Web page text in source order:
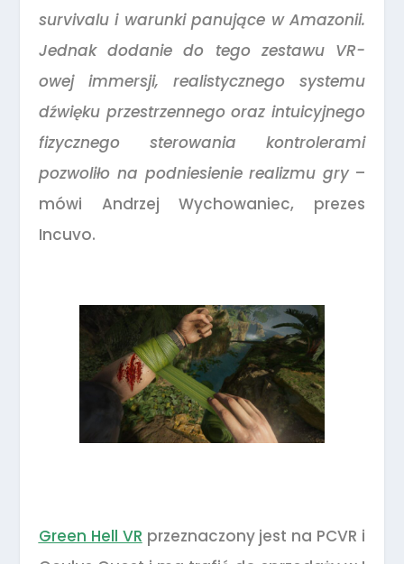
survivalu i warunki panujące w Amazonii.
Jednak dodanie do tego zestawu VR-
owej immersji, realistycznego systemu
dźwięku przestrzennego oraz intuicyjnego
fizycznego sterowania kontrolerami
pozwoliło na podniesienie realizmu gry–
mówi Andrzej Wychowaniec, prezes
Incuvo.
Green Hell VR przeznaczony jest na PCVR i